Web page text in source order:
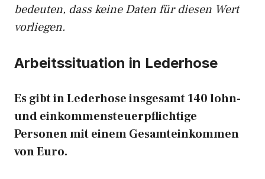
bedeuten, dass keine Daten für diesen Wert
vorliegen.
Arbeitssituation in Lederhose
Es gibt in Lederhose insgesamt 140 lohn-
und einkommensteuerpflichtige
Personen mit einem Gesamteinkommen
von Euro.